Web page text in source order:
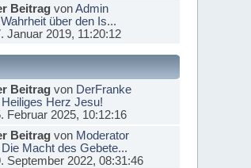
BeitragvonAdmin
über den Is...
Januar 2019, 11:20:12
Beitragvon DerFranke
Herz Jesu!
Februar 2025, 10:12:16
Beitragvon Moderator
Macht des Gebete...
September 2022, 08:31:46